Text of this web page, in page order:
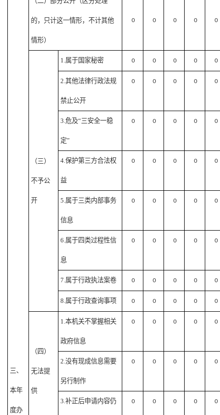
三、
本年
度办
的，只计这一情形，不计其他
情形）
0 0 0 0 0
（三）
不予公
开
1.属于国家秘密 0 0 0 0 0
2.其他法律行政法规
禁止公开
0 0 0 0 0
3.危及“三安全一稳
定”
0 0 0 0 0
4.保护第三方合法权
益
0 0 0 0 0
5.属于三类内部事务
信息
0 0 0 0 0
6.属于四类过程性信
息
0 0 0 0 0
7.属于行政执法案卷 0 0 0 0 0
8.属于行政查询事项 0 0 0 0 0
（四）
无法提
供
1.本机关不掌握相关
政府信息
0 0 0 0 0
2.没有现成信息需要
另行制作
0 0 0 0 0
3.补正后申请内容仍 0 0 0 0 0